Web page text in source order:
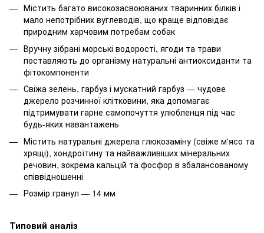
Містить багато високозасвоюваних тваринних білків і
мало непотрібних вуглеводів, що краще відповідає
природним харчовим потребам собак
Вручну зібрані морські водорості, ягоди та трави
поставляють до організму натуральні антиоксиданти та
фітокомпоненти
Свіжа зелень, гарбуз і мускатний гарбуз — чудове
джерело розчинної клітковини, яка допомагає
підтримувати гарне самопочуття улюбленця під час
будь-яких навантажень
Містить натуральні джерела глюкозаміну (свіже м'ясо та
хрящі), хондроїтину та найважливіших мінеральних
речовин, зокрема кальцій та фосфор в збалансованому
співвідношенні
Розмір гранул — 14 мм
Типовий аналіз